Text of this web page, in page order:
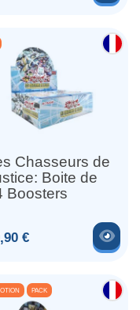
panier
Chasseurs de
Boite de
Boosters
€
PACK